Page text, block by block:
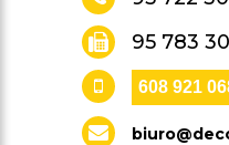
95 783
608 921